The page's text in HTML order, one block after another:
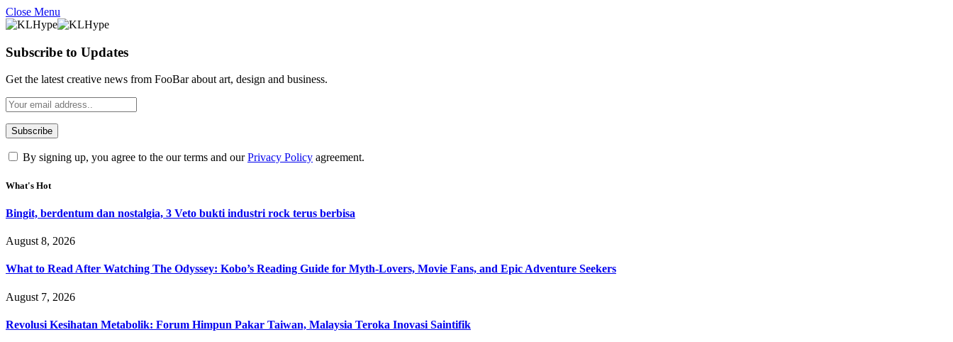
Close Menu
Subscribe to Updates
Get the latest creative news from FooBar about art, design and business.
By signing up, you agree to the our terms and ourPrivacy Policy agreement.
What's Hot
Bingit, berdentum dan nostalgia, 3 Veto bukti industri rock terus berbisa
August 8, 2026
What to Read After Watching The Odyssey: Kobo’s Reading Guide for Myth-Lovers, Movie Fans, and Epic Adventure Seekers
August 7, 2026
Revolusi Kesihatan Metabolik: Forum Himpun Pakar Taiwan, Malaysia Teroka Inovasi Saintifik